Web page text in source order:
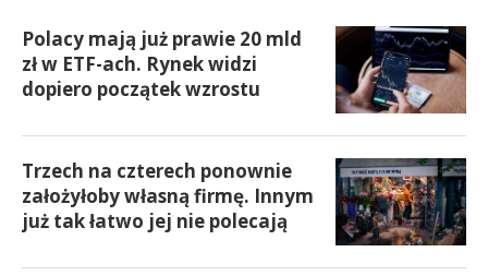
Polacy mają już prawie 20 mld
zł w ETF-ach. Rynek widzi
dopiero początek wzrostu
Trzech na czterech ponownie
założyłoby własną firmę. Innym
już tak łatwo jej nie polecają